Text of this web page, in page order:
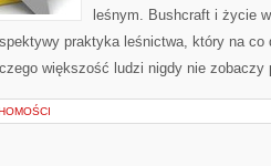
leśnym. Bushcraft i życie
praktyka leśnictwa, który na co
większość ludzi nigdy nie